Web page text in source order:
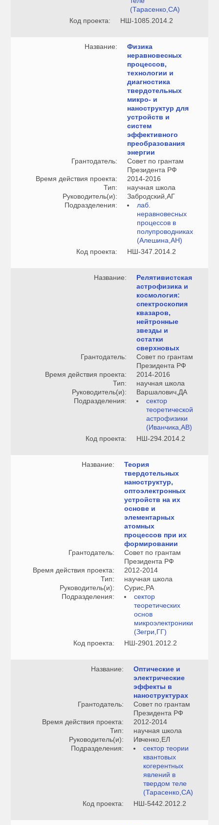
(Тарасенко,СА)
Код проекта:
НШ-1085.2014.2
Название:
Физика
неравновесных
процессов,
технологии и
диагностика
твердотельных
микро- и
наноструктур для
устройств и
систем
эффективного
преобразования
энергии
Грантодатель:
Совет по грантам
Президента РФ
Время действия проекта:
2014-2016
Тип:
научная школа
Руководитель(и):
Забродский,АГ
Подразделения:
лаб.
неравновесных
процессов в
полупроводниках
(Алешина,АН)
Код проекта:
НШ-347.2014.2
Название:
Релятивистская
астрофизика и
космология:
спектроскопия
квазаров,
нейтронные
звезды и
остатки
сверхновых
Грантодатель:
Совет по грантам
Президента РФ
Время действия проекта:
2014-2016
Тип:
научная школа
Руководитель(и):
Варшалович,ДА
Подразделения:
сектор
теоретической
астрофизики
(Иванчика,АВ)
Код проекта:
НШ-294.2014.2
Название:
Теория
твердотельных
наноструктур,
оптоэлектронных
устройств на их
основе и
элементарных
атомных
процессов при их
формировании
Грантодатель:
Совет по грантам
Президента РФ
Время действия проекта:
2012-2014
Тип:
научная школа
Руководитель(и):
Сурис,РА
Подразделения:
сектор
теоретических
основ
микроэлектроники
(Зегри,ГГ)
Код проекта:
НШ-2901.2012.2
Название:
Оптические и
электрические
эффекты в
наноструктурах
Грантодатель:
Совет по грантам
Президента РФ
Время действия проекта:
2012-2014
Тип:
научная школа
Руководитель(и):
Ивченко,ЕЛ
Подразделения:
сектор теории
квантовых
когерентных
явлений в
твердом теле
(Тарасенко,СА)
Код проекта:
НШ-5442.2012.2